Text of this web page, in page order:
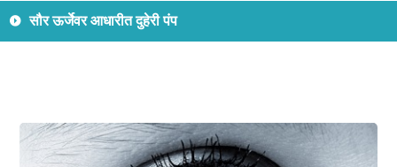
सौर ऊर्जेवर आधारीत दुहेरी पंप